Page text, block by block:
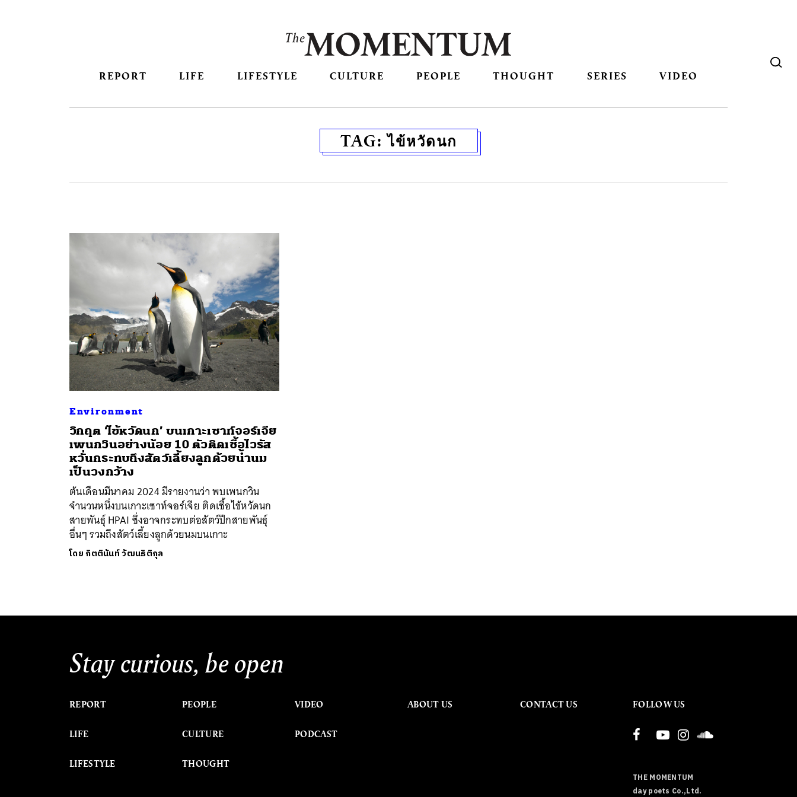
REPORT LIFE LIFESTYLE CULTURE PEOPLE THOUGHT SERIES VIDEO
TAG:ไข้หวัดนก
Environment
วิกฤต ‘ไข้หวัดนก’ บนเกาะเซาท์จอร์เจีย
เพนกวินอย่างน้อย 10 ตัวติดเชื้อไวรัส
หวั่นกระทบถึงสัตว์เลี้ยงลูกด้วยน้ำนม
เป็นวงกว้าง
ต้นเดือนมีนาคม 2024 มีรายงานว่า พบเพนกวิน
จำนวนหนึ่งบนเกาะเซาท์จอร์เจีย ติดเชื้อไข้หวัดนก
สายพันธุ์ HPAI ซึ่งอาจกระทบต่อสัตว์ปีกสายพันธุ์
อื่นๆ รวมถึงสัตว์เลี้ยงลูกด้วยนมบนเกาะ
โดย กิตตินันท์ วัฒนธิติกุล
Stay curious, be open
REPORT
LIFE
LIFESTYLE
PEOPLE
CULTURE
THOUGHT
VIDEO
PODCAST
ABOUT US CONTACT US FOLLOW US
THE MOMENTUM
day poets Co.,Ltd.